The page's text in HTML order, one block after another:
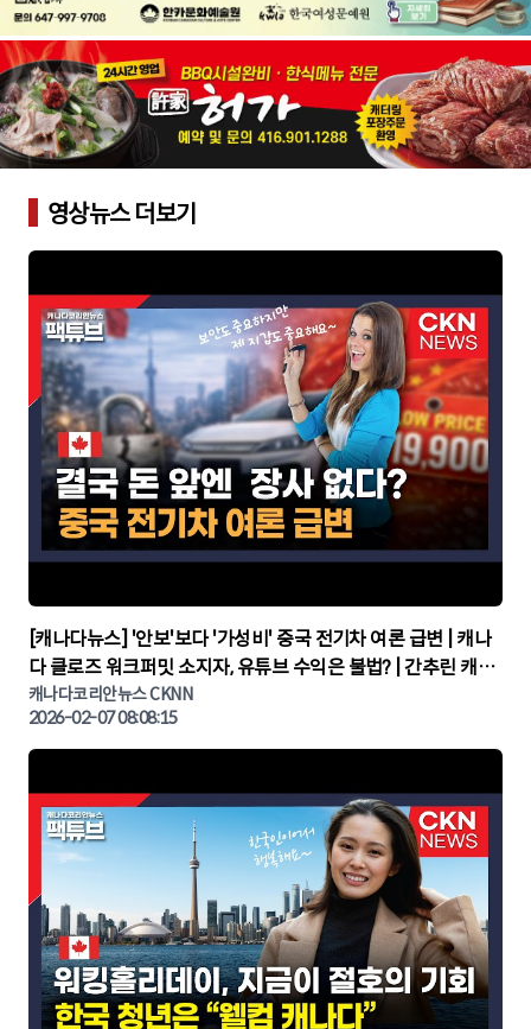
영상뉴스 더보기
▶
[캐나다뉴스] '안보'보다 '가성비' 중국 전기차 여론 급변 | 캐나
다 클로즈 워크퍼밋 소지자, 유튜브 수익은 불법? | 간추린 캐나
다뉴스 | CKNNEWS, 캐나다코리안뉴스
캐나다코리안뉴스 CKNN
2026-02-07 08:08:15